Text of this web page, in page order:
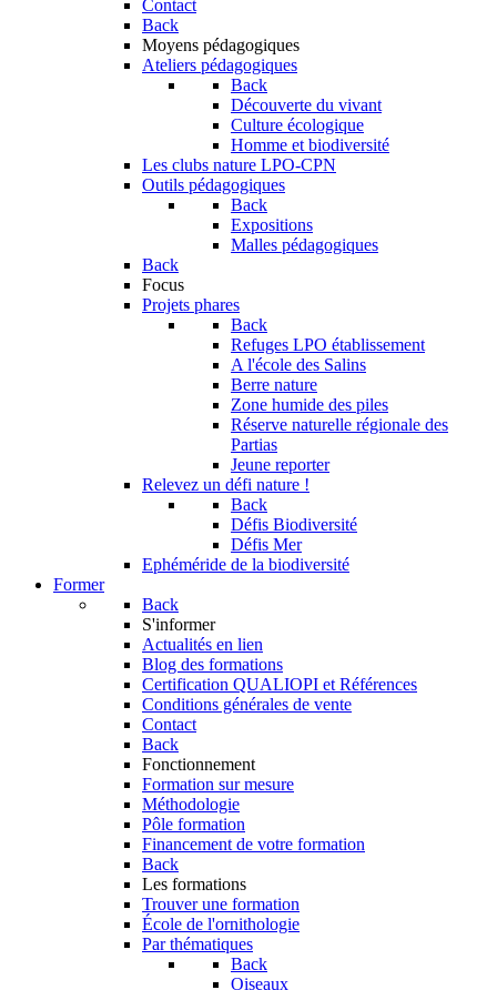
Contact
Back
Moyens pédagogiques
Ateliers pédagogiques
Back
Découverte du vivant
Culture écologique
Homme et biodiversité
Les clubs nature LPO-CPN
Outils pédagogiques
Back
Expositions
Malles pédagogiques
Back
Focus
Projets phares
Back
Refuges LPO établissement
A l'école des Salins
Berre nature
Zone humide des piles
Réserve naturelle régionale des
Partias
Jeune reporter
Relevez un défi nature !
Back
Défis Biodiversité
Défis Mer
Ephéméride de la biodiversité
Former
Back
S'informer
Actualités en lien
Blog des formations
Certification QUALIOPI et Références
Conditions générales de vente
Contact
Back
Fonctionnement
Formation sur mesure
Méthodologie
Pôle formation
Financement de votre formation
Back
Les formations
Trouver une formation
École de l'ornithologie
Par thématiques
Back
Oiseaux